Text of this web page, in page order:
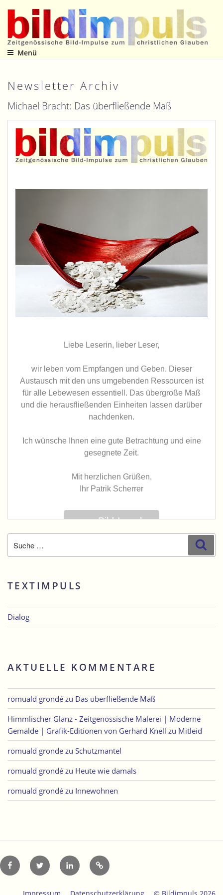
Inhalt
springen
Zeitgenössische Bild-Impulse zum christlichen Glauben
Menü
Newsletter Archiv
Michael Bracht: Das überfließende Maß
nach:
TEXTIMPULS
Dialog
AKTUELLE KOMMENTARE
romuald grondé zu Das überfließende Maß
Himmlischer Glanz - Zeitgenössische Malerei | Moderne
Gemälde | Grafik-Editionen von Gerhard Knell zu Mitleid
romuald gronde zu Schutzmantel
romuald grondé zu Heute wie damals
romuald grondé zu Innewohnen
FacebookTwitter LinkedInXing